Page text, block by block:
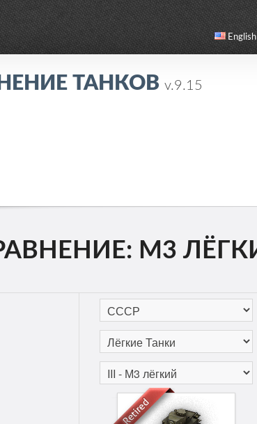
English
ТАНКОВv.9.15
М3